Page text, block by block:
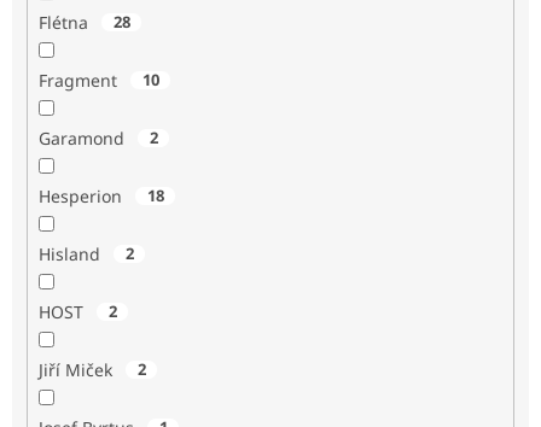
Flétna 28
Fragment 10
Garamond 2
Hesperion 18
Hisland 2
HOST 2
Jiří Miček 2